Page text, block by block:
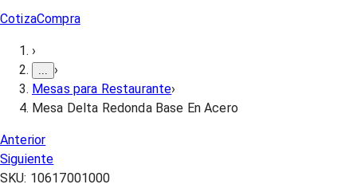
CotizaCompra
›
›
Mesas para Restaurante›
Mesa Delta Redonda Base En Acero
Anterior
Siguiente
SKU: 10617001000